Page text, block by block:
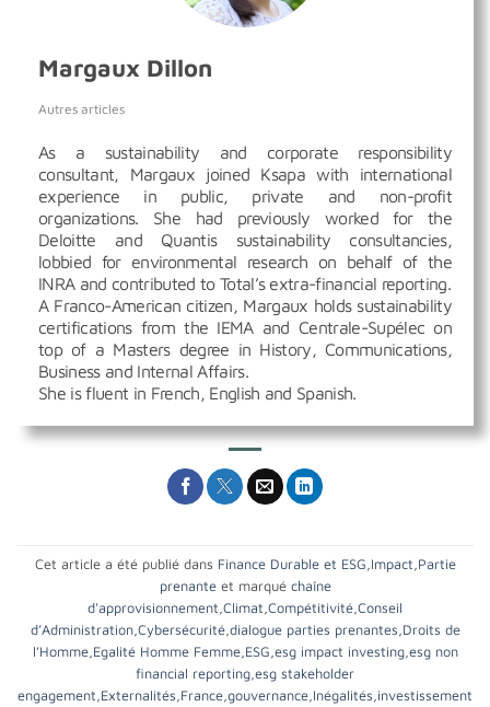
Margaux Dillon
Autres articles
As a sustainability and corporate responsibility
consultant, Margaux joined Ksapa with international
experience in public, private and non-profit
organizations. She had previously worked for the
Deloitte and Quantis sustainability consultancies,
lobbied for environmental research on behalf of the
INRA and contributed to Total’s extra-financial reporting.
A Franco-American citizen, Margaux holds sustainability
certifications from the IEMA and Centrale-Supélec on
top of a Masters degree in History, Communications,
Business and Internal Affairs.
She is fluent in French, English and Spanish.
Cet article a été publié dans Finance Durable et ESG Impact Partie
prenanteet marqué chaîne
d'approvisionnement Climat Compétitivité Conseil
d’Administration, Cybersécurité, dialogue parties prenantes Droits de
l’Homme, Egalité Homme Femme, ESG esg impact investing, esg non
financial reporting esg stakeholder
engagement Externalités France gouvernance Inégalités investissement